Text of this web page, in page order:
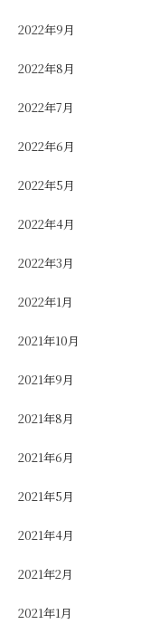
2022年9月
2022年8月
2022年7月
2022年6月
2022年5月
2022年4月
2022年3月
2022年1月
2021年10月
2021年9月
2021年8月
2021年6月
2021年5月
2021年4月
2021年2月
2021年1月